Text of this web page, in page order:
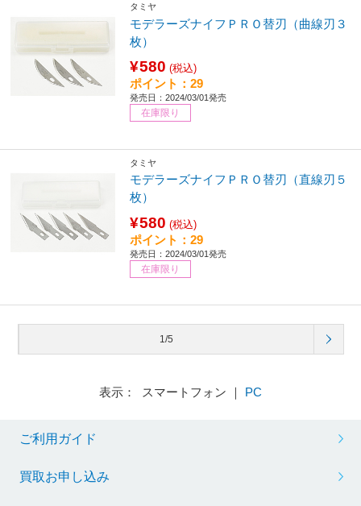
タミヤ
モデラーズナイフＰＲＯ替刃（曲線刃３
枚）
¥580 (税込)
ポイント：29
発売日：2024/03/01発売
在庫限り
タミヤ
モデラーズナイフＰＲＯ替刃（直線刃５
枚）
¥580 (税込)
ポイント：29
発売日：2024/03/01発売
在庫限り
1/5
表示： スマートフォン ｜ PC
ご利用ガイド
買取お申し込み